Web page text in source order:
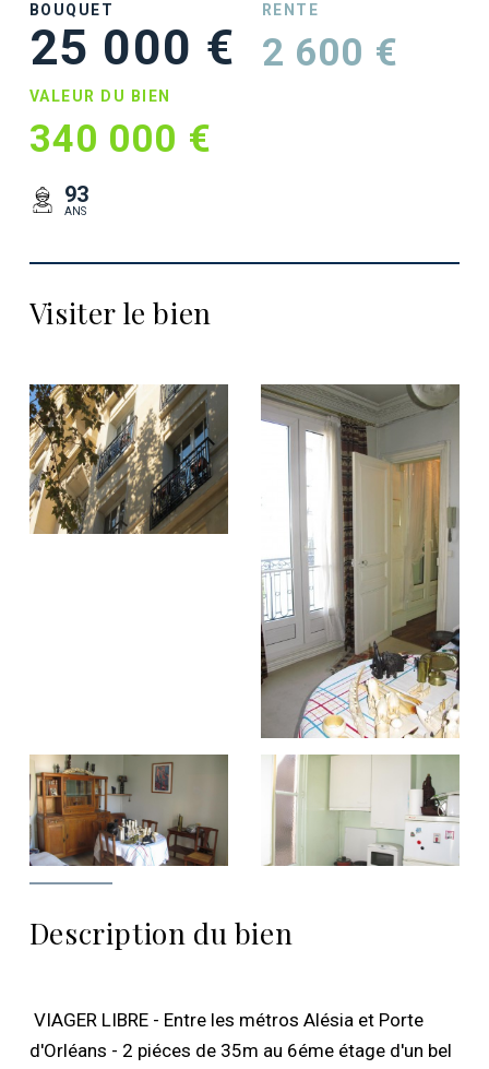
BOUQUET
25 000 €
RENTE
2 600 €
VALEUR DU BIEN
340 000 €
93
ANS
Visiter le bien
Description du bien
VIAGER LIBRE - Entre les métros Alésia et Porte
d'Orléans - 2 piéces de 35m au 6éme étage d'un bel